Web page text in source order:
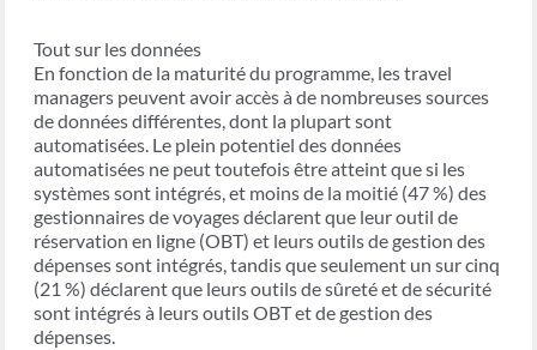
Tout sur les données
En fonction de la maturité du programme, les travel
managers peuvent avoir accès à de nombreuses sources
de données différentes, dont la plupart sont
automatisées. Le plein potentiel des données
automatisées ne peut toutefois être atteint que si les
systèmes sont intégrés, et moins de la moitié (47 %) des
gestionnaires de voyages déclarent que leur outil de
réservation en ligne (OBT) et leurs outils de gestion des
dépenses sont intégrés, tandis que seulement un sur cinq
(21 %) déclarent que leurs outils de sûreté et de sécurité
sont intégrés à leurs outils OBT et de gestion des
dépenses.